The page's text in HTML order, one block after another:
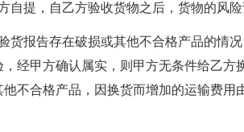
提，自乙方验收货物之后，货物的风险
报告存在破损或其他不合格产品的情况
经甲方确认属实，则甲方无条件给乙方
不合格产品，因换货而增加的运输费用